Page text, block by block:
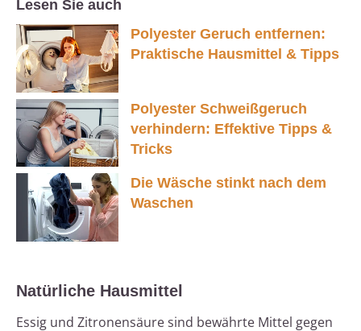
Lesen Sie auch
Polyester Geruch entfernen:
Praktische Hausmittel & Tipps
Polyester Schweißgeruch
verhindern: Effektive Tipps &
Tricks
Die Wäsche stinkt nach dem
Waschen
Natürliche Hausmittel
Essig und Zitronensäure sind bewährte Mittel gegen